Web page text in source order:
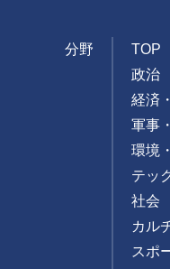
分野
TOP
政治
経済
軍事
環境
テッ
社会
カル
スポ